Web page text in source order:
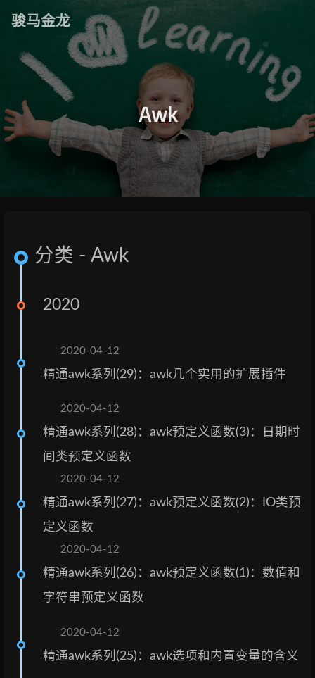
骏马金龙
Awk
分类 - Awk
2020
2020-04-12
精通awk系列(29)：awk几个实用的扩展插件
2020-04-12
精通awk系列(28)：awk预定义函数(3)：日期时
间类预定义函数
2020-04-12
精通awk系列(27)：awk预定义函数(2)：IO类预
定义函数
2020-04-12
精通awk系列(26)：awk预定义函数(1)：数值和
字符串预定义函数
2020-04-12
精通awk系列(25)：awk选项和内置变量的含义